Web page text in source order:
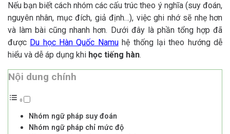
Nếu bạn biết cách nhóm các cấu trúc theo ý nghĩa (suy đoán,
nguyên nhân, mục đích, giả định…), việc ghi nhớ sẽ nhẹ hơn
và làm bài cũng nhanh hơn. Dưới đây là phần tổng hợp đã
được Du học Hàn Quốc Namuhệ thống lại theo hướng dễ
hiểu và dễ áp dụng khi học tiếng hàn.
Nội dung chính
Nhóm ngữ pháp suy đoán
Nhóm ngữ pháp chỉ mức độ